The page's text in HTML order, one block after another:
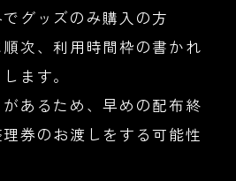
グッズのみ購入の方
次、利用時間枠の書かれ
します。
あるため、早めの配布終
券のお渡しをする可能性